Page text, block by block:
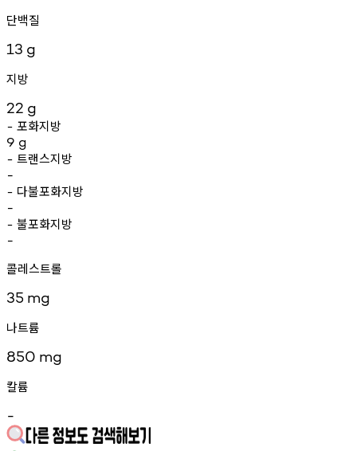
단백질
13 g
지방
22 g
- 포화지방
9 g
- 트랜스지방
-
- 다불포화지방
-
- 불포화지방
-
콜레스트롤
35 mg
나트륨
850 mg
칼륨
-